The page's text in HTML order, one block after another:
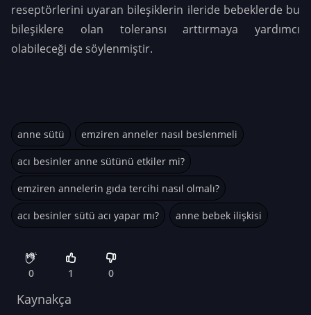
reseptörlerini uyaran bileşiklerin ileride bebeklerde bu
bileşiklere olan toleransı arttırmaya yardımcı
olabileceği de söylenmiştir.
anne sütü emziren anneler nasıl beslenmeli
acı besinler anne sütünü etkiler mi?
emziren annelerin gıda tercihi nasıl olmalı?
acı besinler sütü acı yapar mı? anne bebek ilişkisi
0 1 0
Kaynakça